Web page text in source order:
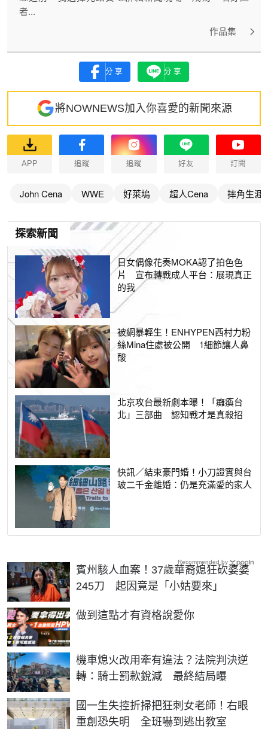
者...
作品集
分享 分享
將NOWNEWS加入你喜愛的新聞來源
APP 追蹤 追蹤 好友 訂閱
John Cena WWE 好萊塢 超人Cena 摔角生涯
探索新聞
日女偶像花奏MOKA認了拍色色
片 宣布轉戰成人平台：展現真正
的我
被網暴輕生！ENHYPEN西村力粉
絲Mina住處被公開 1細節讓人鼻
酸
北京攻台最新劇本曝！「癱瘓台
北」三部曲 認知戰才是真殺招
快訊／結束豪門婚！小刀證實與台
玻二千金離婚：仍是充滿愛的家人
賓州駭人血案！37歲華裔媳狂砍婆婆
245刀 起因竟是「小姑要來」
做到這點才有資格說愛你
PR
機車熄火改用牽有違法？法院判決逆
轉：騎士罰款銳減 最終結局曝
國一生失控折掃把狂刺女老師！右眼
重創恐失明 全班嚇到逃出教室
Recommended by